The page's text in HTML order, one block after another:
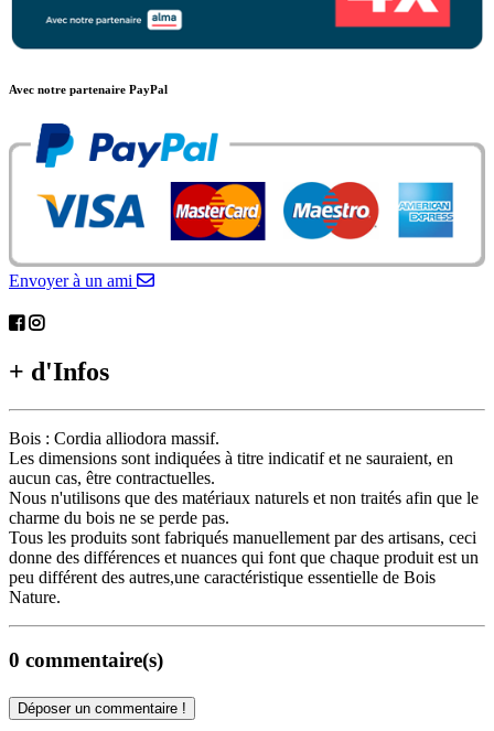
Avec notre partenaire PayPal
Envoyer à un ami
+ d'Infos
Bois : Cordia alliodora massif.
Les dimensions sont indiquées à titre indicatif et ne sauraient, en
aucun cas, être contractuelles.
Nous n'utilisons que des matériaux naturels et non traités afin que le
charme du bois ne se perde pas.
Tous les produits sont fabriqués manuellement par des artisans, ceci
donne des différences et nuances qui font que chaque produit est un
peu différent des autres,une caractéristique essentielle de Bois
Nature.
0 commentaire(s)
Déposer un commentaire !